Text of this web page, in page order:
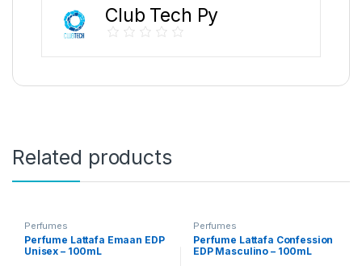
Club Tech Py
Related products
Perfumes
Perfume Lattafa Emaan EDP
Unisex – 100mL
Perfumes
Perfume Lattafa Confession
EDP Masculino – 100mL